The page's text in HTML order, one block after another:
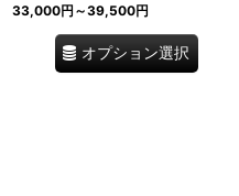
33,000円 ～39,500円
オプション選択